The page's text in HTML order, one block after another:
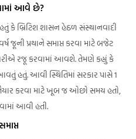
આવે છે?
કે બ્રિટિશ શાસન હેઠળ સંસ્થાનવાદી
જૂની પ્રથાને સમાપ્ત કરવા માટે બજેટ
રજૂ કરવામાં આવશે. તેમણે કહ્યું કે
હતું. આવી સ્થિતિમાં સરકાર પાસે 1
કરવા માટે ખૂબ જ ઓછો સમય હતો,
આવી હતી.